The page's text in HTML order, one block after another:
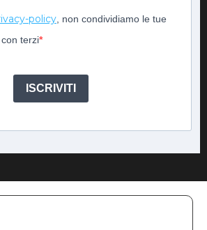
policy , non condividiamo le tue
terzi
ISCRIVITI